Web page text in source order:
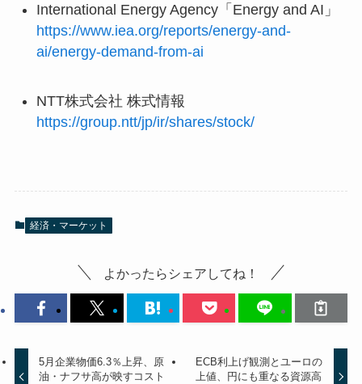
International Energy Agency「Energy and AI」
https://www.iea.org/reports/energy-and-
ai/energy-demand-from-ai
NTT株式会社 株式情報
https://group.ntt/jp/ir/shares/stock/
経済・マーケット
よかったらシェアしてね！
5月企業物価6.3％上昇、原
油・ナフサ高が映すコスト
ECB利上げ観測とユーロの
上値、円にも重なる資源高